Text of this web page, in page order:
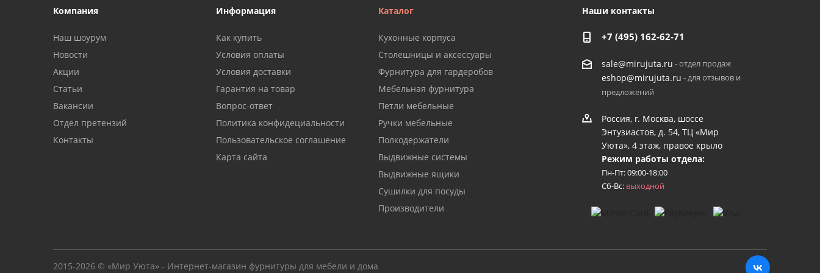
Компания
Наш шоурум
Новости
Акции
Статьи
Вакансии
Отдел претензий
Контакты
Информация
Как купить
Условия оплаты
Условия доставки
Гарантия на товар
Вопрос-ответ
Политика конфидециальности
Пользовательское соглашение
Карта сайта
Каталог
Кухонные корпуса
Столешницы и аксессуары
Фурнитура для гардеробов
Мебельная фурнитура
Петли мебельные
Ручки мебельные
Полкодержатели
Выдвижные системы
Выдвижные ящики
Сушилки для посуды
Производители
Наши контакты
+7 (495) 162-62-71
sale@mirujuta.ru - отдел продаж
eshop@mirujuta.ru - для отзывов и
предложений
Россия, г. Москва, шоссе
Энтузиастов, д. 54, ТЦ «Мир
Уюта», 4 этаж, правое крыло
Режим работы отдела:
Пн-Пт: 09:00-18:00
Сб-Вс: выходной
2015-2026 © «Мир Уюта» - Интернет-магазин фурнитуры для мебели и дома